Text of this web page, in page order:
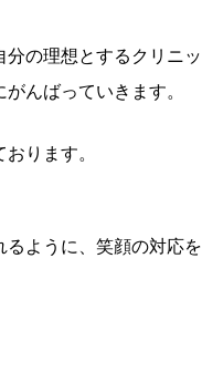
の理想とするクリニッ
んばっていきます。
ります。
るように、笑顔の対応を